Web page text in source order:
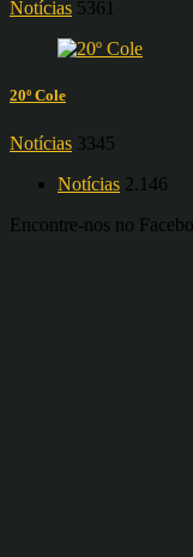
Notícias 5361
20º Cole
Notícias 3345
Notícias 2.146
Encontre-nos no